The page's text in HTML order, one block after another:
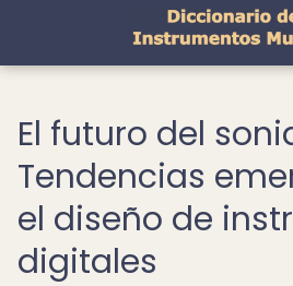
El futuro del
Tendencias
el diseño de
digitales